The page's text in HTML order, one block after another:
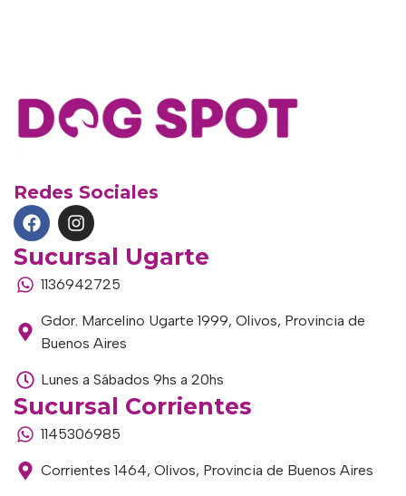
Redes Sociales
Sucursal Ugarte
1136942725
Gdor. Marcelino Ugarte 1999, Olivos, Provincia de
Buenos Aires
Lunes a Sábados 9hs a 20hs
Sucursal Corrientes
1145306985
Corrientes 1464, Olivos, Provincia de Buenos Aires